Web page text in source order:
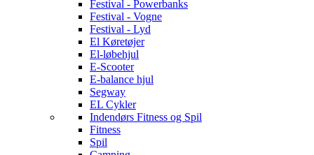
Festival - Powerbanks
Festival - Vogne
Festival - Lyd
El Køretøjer
El-løbehjul
E-Scooter
E-balance hjul
Segway
EL Cykler
Indendørs Fitness og Spil
Fitness
Spil